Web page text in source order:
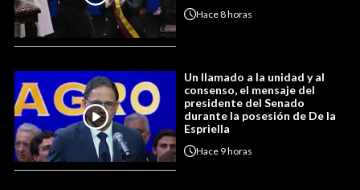
Hace8 horas
Un llamado a la unidad y al
consenso, el mensaje del
presidente del Senado
durante la posesión de De la
Espriella
Hace 9 horas